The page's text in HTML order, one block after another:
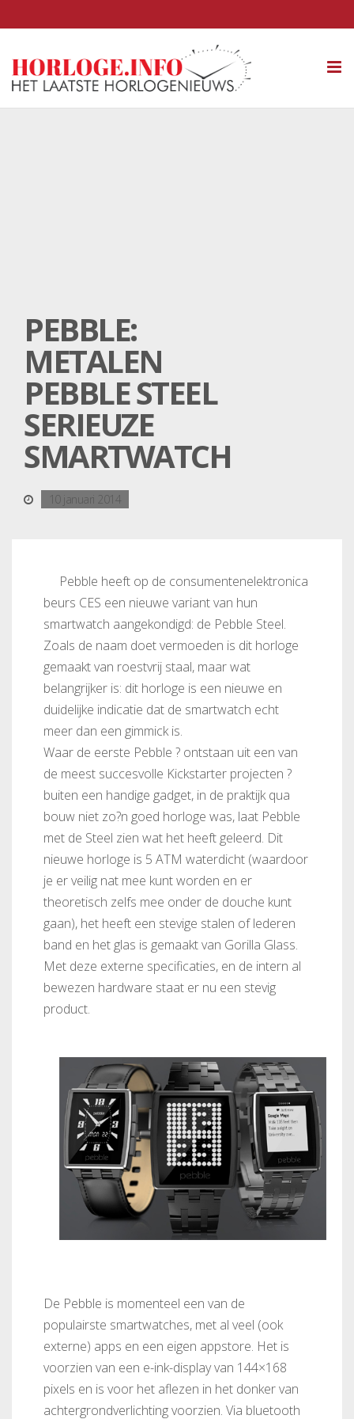
PEBBLE:
METALEN
PEBBLE STEEL
SERIEUZE
SMARTWATCH
10 januari 2014
Pebble heeft op de consumentenelektronica
beurs CES een nieuwe variant van hun
smartwatch aangekondigd: de Pebble Steel.
Zoals de naam doet vermoeden is dit horloge
gemaakt van roestvrij staal, maar wat
belangrijker is: dit horloge is een nieuwe en
duidelijke indicatie dat de smartwatch echt
meer dan een gimmick is.
Waar de eerste Pebble ? ontstaan uit een van
de meest succesvolle Kickstarter projecten ?
buiten een handige gadget, in de praktijk qua
bouw niet zo?n goed horloge was, laat Pebble
met de Steel zien wat het heeft geleerd. Dit
nieuwe horloge is 5 ATM waterdicht (waardoor
je er veilig nat mee kunt worden en er
theoretisch zelfs mee onder de douche kunt
gaan), het heeft een stevige stalen of lederen
band en het glas is gemaakt van Gorilla Glass.
Met deze externe specificaties, en de intern al
bewezen hardware staat er nu een stevig
product.
De Pebble is momenteel een van de
populairste smartwatches, met al veel (ook
externe) apps en een eigen appstore. Het is
voorzien van een e-ink-display van 144×168
pixels en is voor het aflezen in het donker van
achtergrondverlichting voorzien. Via bluetooth